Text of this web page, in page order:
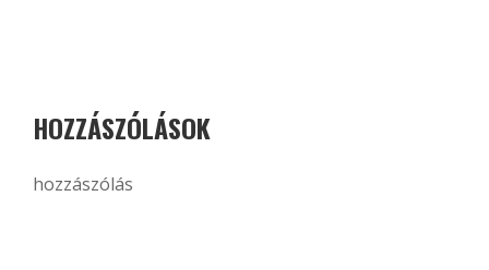
HOZZÁSZÓLÁSOK
hozzászólás